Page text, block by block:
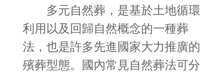
多元自然葬，是基於土地循環
利用以及回歸自然概念的一種葬
法，也是許多先進國家大力推廣的
殯葬型態。國內常見自然葬法可分